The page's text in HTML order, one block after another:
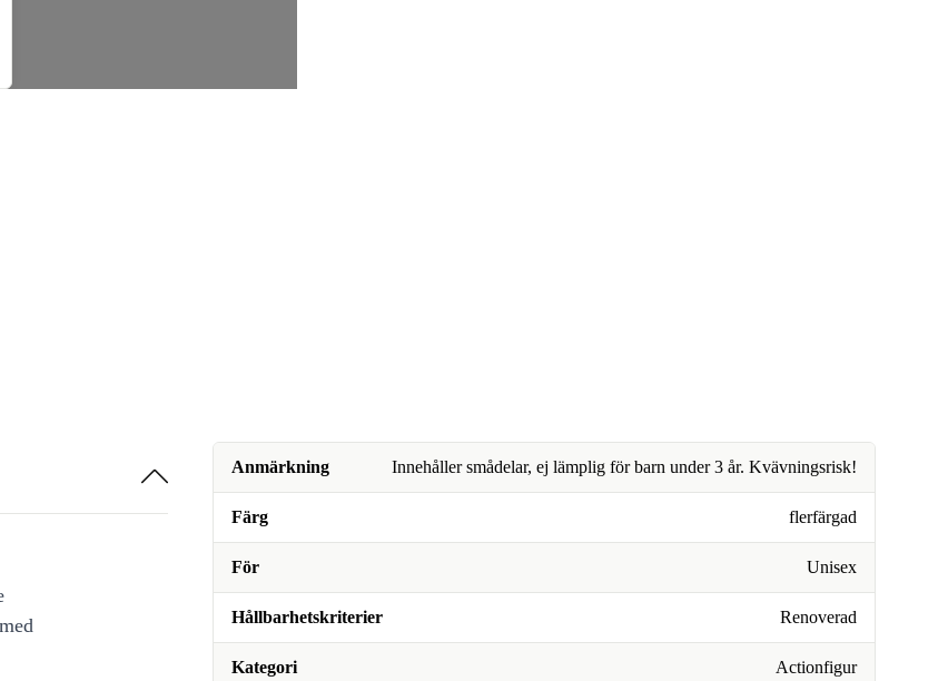
Anmärkning Innehåller smådelar, ej lämplig för barn under 3 år. Kvävningsrisk!
Färg flerfärgad
För Unisex
Hållbarhetskriterier Renoverad
Kategori Actionfigur